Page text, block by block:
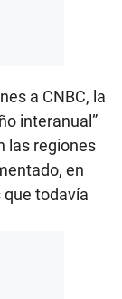
a CNBC, la
interanual”
las regiones
en
todavía